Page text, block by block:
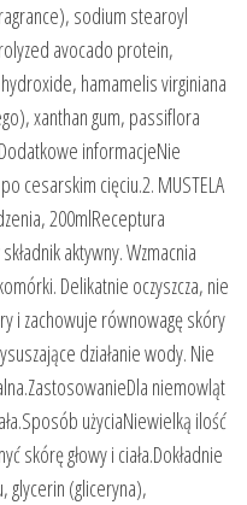
sodium stearoyl
avocado protein,
hamamelis virginiana
xanthan gum, passiflora
informacjeNie
cesarskim cięciu.2. MUSTELA
200mlReceptura
aktywny. Wzmacnia
Delikatnie oczyszcza, nie
i zachowuje równowagę skóry
działanie wody. Nie
niemowląt
użyciaNiewielką ilość
skórę głowy i ciała.Dokładnie
glycerin (gliceryna),